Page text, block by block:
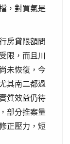
，對買氣是
房貸限額問
限，而且川
未恢復，今
其南二都過
質效益仍待
部分推案量
正壓力，短